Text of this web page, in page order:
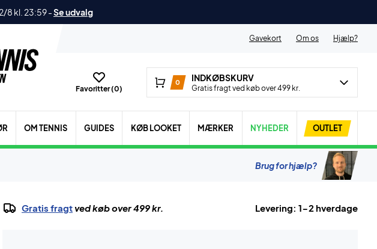
8 kl. 23:59-Se udvalg
Gavekort Om os Hjælp?
Favoritter (0)
0 INDKØBSKURV
Gratis fragt ved køb over 499 kr.
OM TENNIS GUIDES KØB LOOKET MÆRKER NYHEDER OUTLET
Brug for hjælp?
Gratis fragtved køb over 499 kr. Levering: 1-2 hverdage